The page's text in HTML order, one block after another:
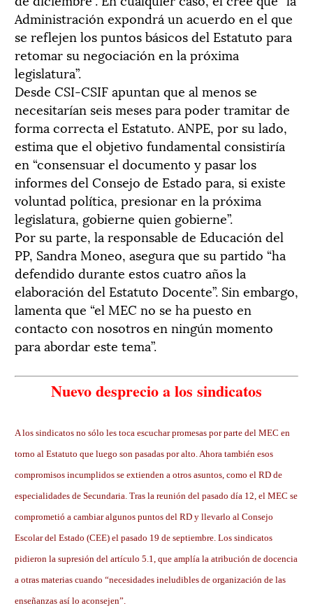
Administración expondrá un acuerdo en el que
se reflejen los puntos básicos del Estatuto para
retomar su negociación en la próxima
legislatura”.
Desde CSI-CSIF apuntan que al menos se
necesitarían seis meses para poder tramitar de
forma correcta el Estatuto. ANPE, por su lado,
estima que el objetivo fundamental consistiría
en “consensuar el documento y pasar los
informes del Consejo de Estado para, si existe
voluntad política, presionar en la próxima
legislatura, gobierne quien gobierne”.
Por su parte, la responsable de Educación del
PP, Sandra Moneo, asegura que su partido “ha
defendido durante estos cuatro años la
elaboración del Estatuto Docente”. Sin embargo,
lamenta que “el MEC no se ha puesto en
contacto con nosotros en ningún momento
para abordar este tema”.
Nuevo desprecio a los sindicatos
A los sindicatos no sólo les toca escuchar promesas por parte del MEC en
torno al Estatuto que luego son pasadas por alto. Ahora también esos
compromisos incumplidos se extienden a otros asuntos, como el RD de
especialidades de Secundaria. Tras la reunión del pasado día 12, el MEC se
comprometió a cambiar algunos puntos del RD y llevarlo al Consejo
Escolar del Estado (CEE) el pasado 19 de septiembre. Los sindicatos
pidieron la supresión del artículo 5.1, que amplía la atribución de docencia
a otras materias cuando “necesidades ineludibles de organización de las
enseñanzas así lo aconsejen”.